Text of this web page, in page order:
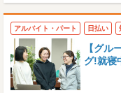
アルバイト・パート 日払い
【グ
グ!就寝